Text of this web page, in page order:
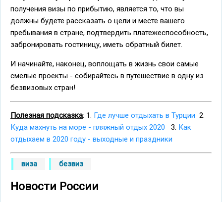
получения визы по прибытию, является то, что вы
должны будете рассказать о цели и месте вашего
пребывания в стране, подтвердить платежеспособность,
забронировать гостиницу, иметь обратный билет.
И начинайте, наконец, воплощать в жизнь свои самые
смелые проекты - собирайтесь в путешествие в одну из
безвизовых стран!
Полезная подсказка: 1. Где лучше отдыхать в Турции 2.
Куда махнуть на море - пляжный отдых 2020 3. Как
отдыхаем в 2020 году - выходные и праздники
виза безвиз
Новости России